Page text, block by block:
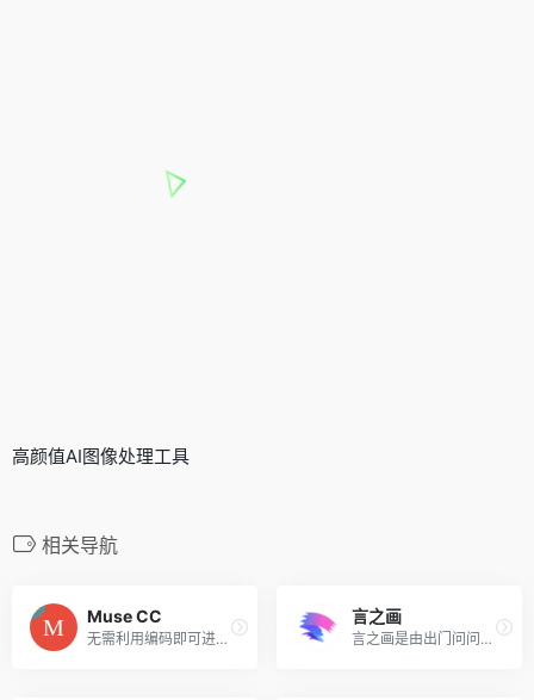
高颜值AI图像处理工具
相关导航
Muse CC
无需利用编码即可进行网站设计。
言之画
言之画是由出门问问推出的AI...